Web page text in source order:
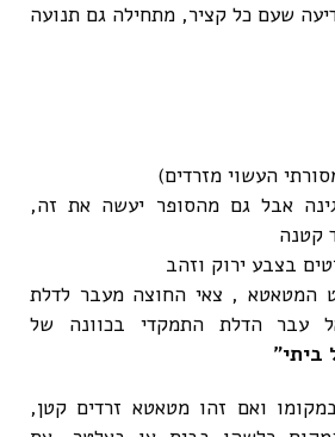
שעם כל קציר, מתחילה גם תנועה
העשוי מזרדים)
אבל גם מהסופר יעשה את זה,
קטנה
בצבע ירוק וזהב
על מוט המטאטא , צאי החוצה מעבר לדלת
עבר הדלת התמקדי בכוונה של
ביתי"
ואם זהו מטאטא זרדים קטן,